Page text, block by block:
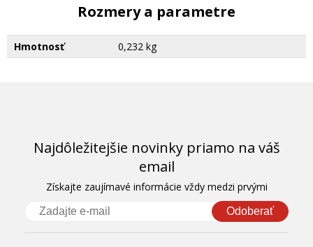
Rozmery a parametre
Hmotnosť 0,232 kg
Najdôležitejšie novinky priamo na váš
email
Získajte zaujímavé informácie vždy medzi prvými
Odoberať